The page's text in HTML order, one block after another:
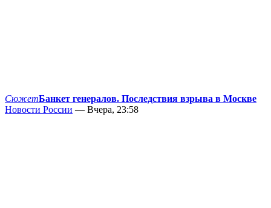
СюжетБанкет генералов. Последствия взрыва в Москве
Новости России — Вчера, 23:58